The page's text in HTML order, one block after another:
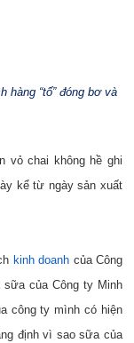
hàng “tố” đóng bơ và
vỏ chai không hề ghi
kể từ ngày sản xuất
kinh doanh của Công
sữa của Công ty Minh
công ty mình có hiện
định vì sao sữa của